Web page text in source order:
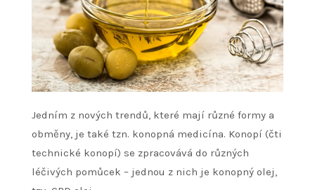
Jedním z nových trendů, které mají různé formy a
obměny, je také tzn. konopná medicína. Konopí (čti
technické konopí) se zpracovává do různých
léčivých pomůcek – jednou z nich je konopný olej,